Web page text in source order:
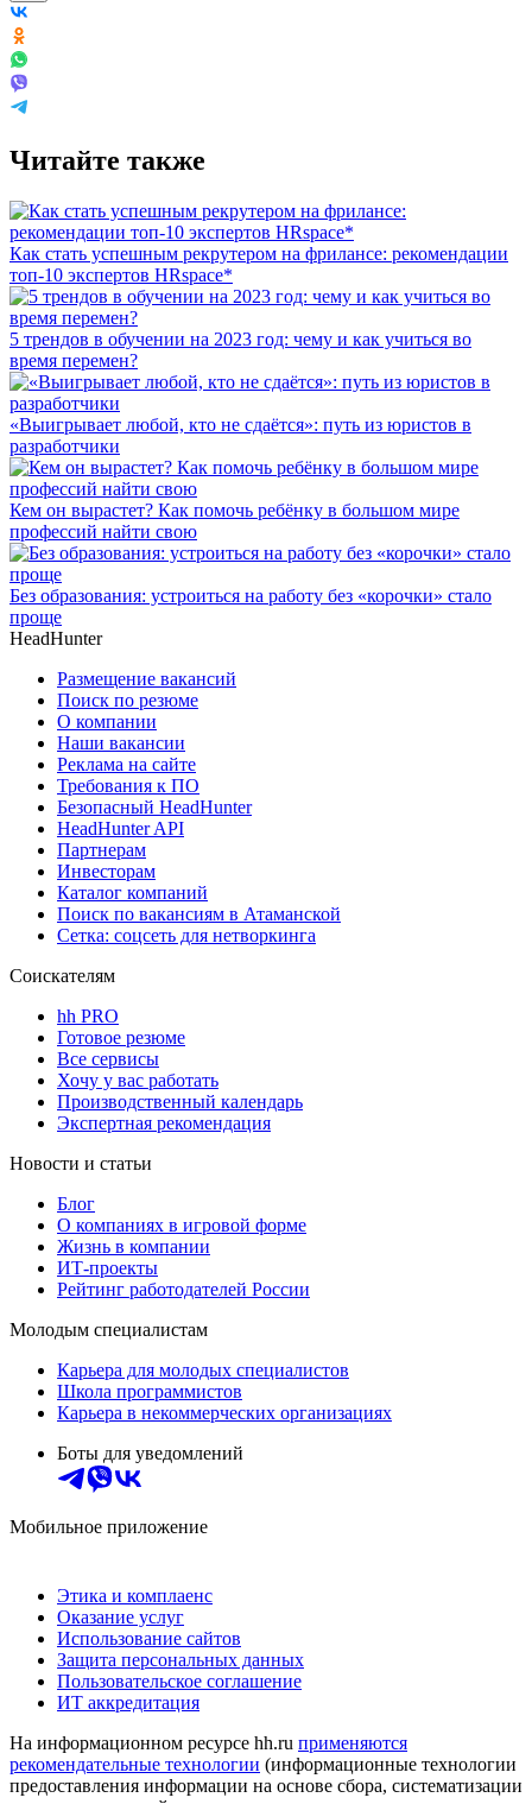
Читайте также
Как стать успешным рекрутером на фрилансе: рекомендации
топ-10 экспертов HRspace*
5 трендов в обучении на 2023 год: чему и как учиться во
время перемен?
«Выигрывает любой, кто не сдаётся»: путь из юристов в
разработчики
Кем он вырастет? Как помочь ребёнку в большом мире
профессий найти свою
Без образования: устроиться на работу без «корочки» стало
проще
HeadHunter
Размещение вакансий
Поиск по резюме
О компании
Наши вакансии
Реклама на сайте
Требования к ПО
Безопасный HeadHunter
HeadHunter API
Партнерам
Инвесторам
Каталог компаний
Поиск по вакансиям в Атаманской
Сетка: соцсеть для нетворкинга
Соискателям
hh PRO
Готовое резюме
Все сервисы
Хочу у вас работать
Производственный календарь
Экспертная рекомендация
Новости и статьи
Блог
О компаниях в игровой форме
Жизнь в компании
ИТ-проекты
Рейтинг работодателей России
Молодым специалистам
Карьера для молодых специалистов
Школа программистов
Карьера в некоммерческих организациях
Боты для уведомлений
Мобильное приложение
Этика и комплаенс
Оказание услуг
Использование сайтов
Защита персональных данных
Пользовательское соглашение
ИТ аккредитация
На информационном ресурсе hh.ru применяются
рекомендательные технологии (информационные технологии
предоставления информации на основе сбора, систематизации